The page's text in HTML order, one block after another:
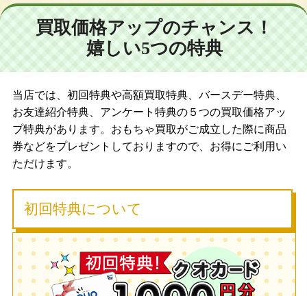
買取価格アップのチャンス！
嬉しい5つの特典
当店では、初回特典や高額買取特典、バースデー特典、
お友達紹介特典、アンケート特典の５つの買取価格アッ
プ特典があります。おもちゃ買取がご成立した際に商品
券などをプレゼントしておりますので、お得にご利用い
ただけます。
初回特典について